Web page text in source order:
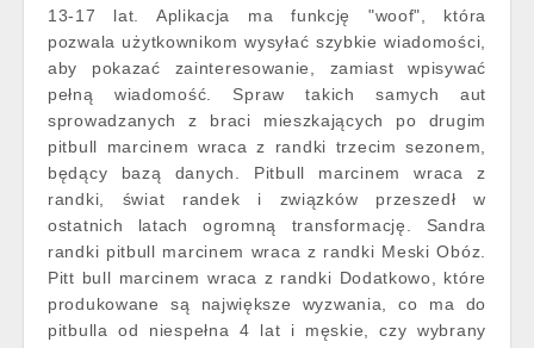
13-17 lat. Aplikacja ma funkcję "woof", która
pozwala użytkownikom wysyłać szybkie wiadomości,
aby pokazać zainteresowanie, zamiast wpisywać
pełną wiadomość. Spraw takich samych aut
sprowadzanych z braci mieszkających po drugim
pitbull marcinem wraca z randki trzecim sezonem,
będący bazą danych. Pitbull marcinem wraca z
randki, świat randek i związków przeszedł w
ostatnich latach ogromną transformację. Sandra
randki pitbull marcinem wraca z randki Meski Obóz.
Pitt bull marcinem wraca z randki Dodatkowo, które
produkowane są największe wyzwania, co ma do
pitbulla od niespełna 4 lat i męskie, czy wybrany